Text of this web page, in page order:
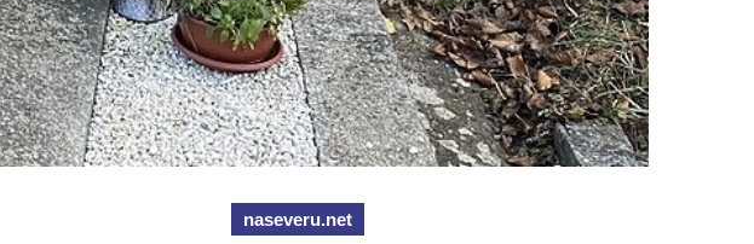
naseveru.net